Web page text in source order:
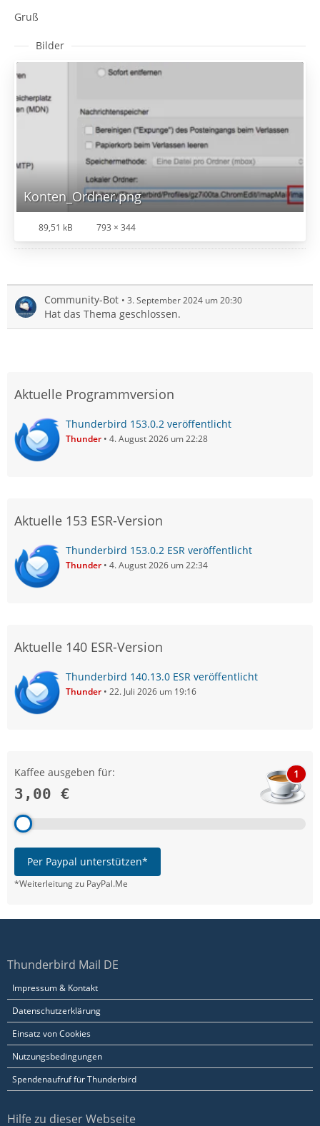
Gruß
Bilder
Konten_Ordner.png
89,51 kB 793 × 344
Community-Bot 3. September 2024 um 20:30
Hat das Thema geschlossen.
Aktuelle Programmversion
Thunderbird 153.0.2 veröffentlicht
Thunder 4. August 2026 um 22:28
Aktuelle 153 ESR-Version
Thunderbird 153.0.2 ESR veröffentlicht
Thunder 4. August 2026 um 22:34
Aktuelle 140 ESR-Version
Thunderbird 140.13.0 ESR veröffentlicht
Thunder 22. Juli 2026 um 19:16
Kaffee ausgeben für:
3,00 €
1
Per Paypal unterstützen*
*Weiterleitung zu PayPal.Me
Thunderbird Mail DE
Impressum & Kontakt
Datenschutzerklärung
Einsatz von Cookies
Nutzungsbedingungen
Spendenaufruf für Thunderbird
Hilfe zu dieser Webseite